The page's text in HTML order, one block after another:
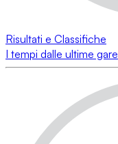
Risultati e Classifiche
I tempi dalle ultime gare